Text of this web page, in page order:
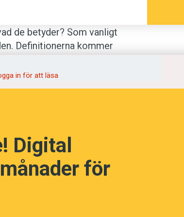
de betyder? Som vanligt
Definitionerna kommer
#46)
in för att läsa
Digital
för